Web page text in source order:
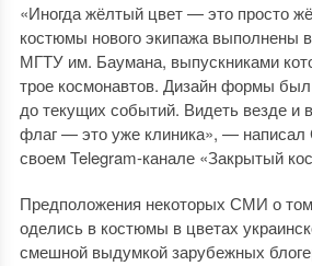
«Иногда жёлтый цвет — это просто
костюмы нового экипажа выполнены
МГТУ им. Баумана, выпускниками
трое космонавтов. Дизайн формы был
до текущих событий. Видеть везде и
флаг — это уже клиника», — написал
своем Telegram-канале «Закрытый
Предположения некоторых СМИ о
оделись в костюмы в цветах
смешной выдумкой зарубежных